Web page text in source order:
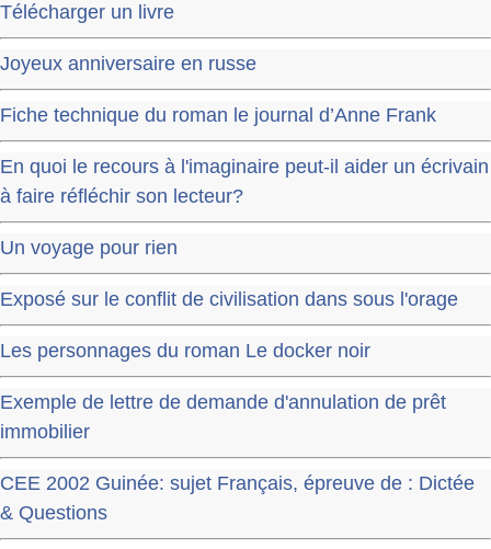
Télécharger un livre
Joyeux anniversaire en russe
Fiche technique du roman le journal d’Anne Frank
En quoi le recours à l'imaginaire peut-il aider un écrivain
à faire réfléchir son lecteur?
Un voyage pour rien
Exposé sur le conflit de civilisation dans sous l'orage
Les personnages du roman Le docker noir
Exemple de lettre de demande d'annulation de prêt
immobilier
CEE 2002 Guinée: sujet Français, épreuve de : Dictée
& Questions